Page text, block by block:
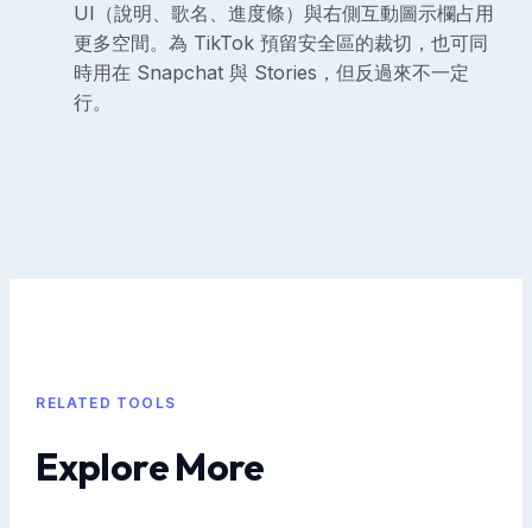
UI（說明、歌名、進度條）與右側互動圖示欄占用
更多空間。為 TikTok 預留安全區的裁切，也可同
時用在 Snapchat 與 Stories，但反過來不一定
行。
RELATED TOOLS
Explore More